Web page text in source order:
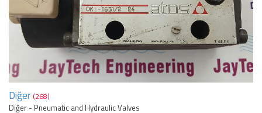
Diğer (268)
Diğer - Pneumatic and Hydraulic Valves